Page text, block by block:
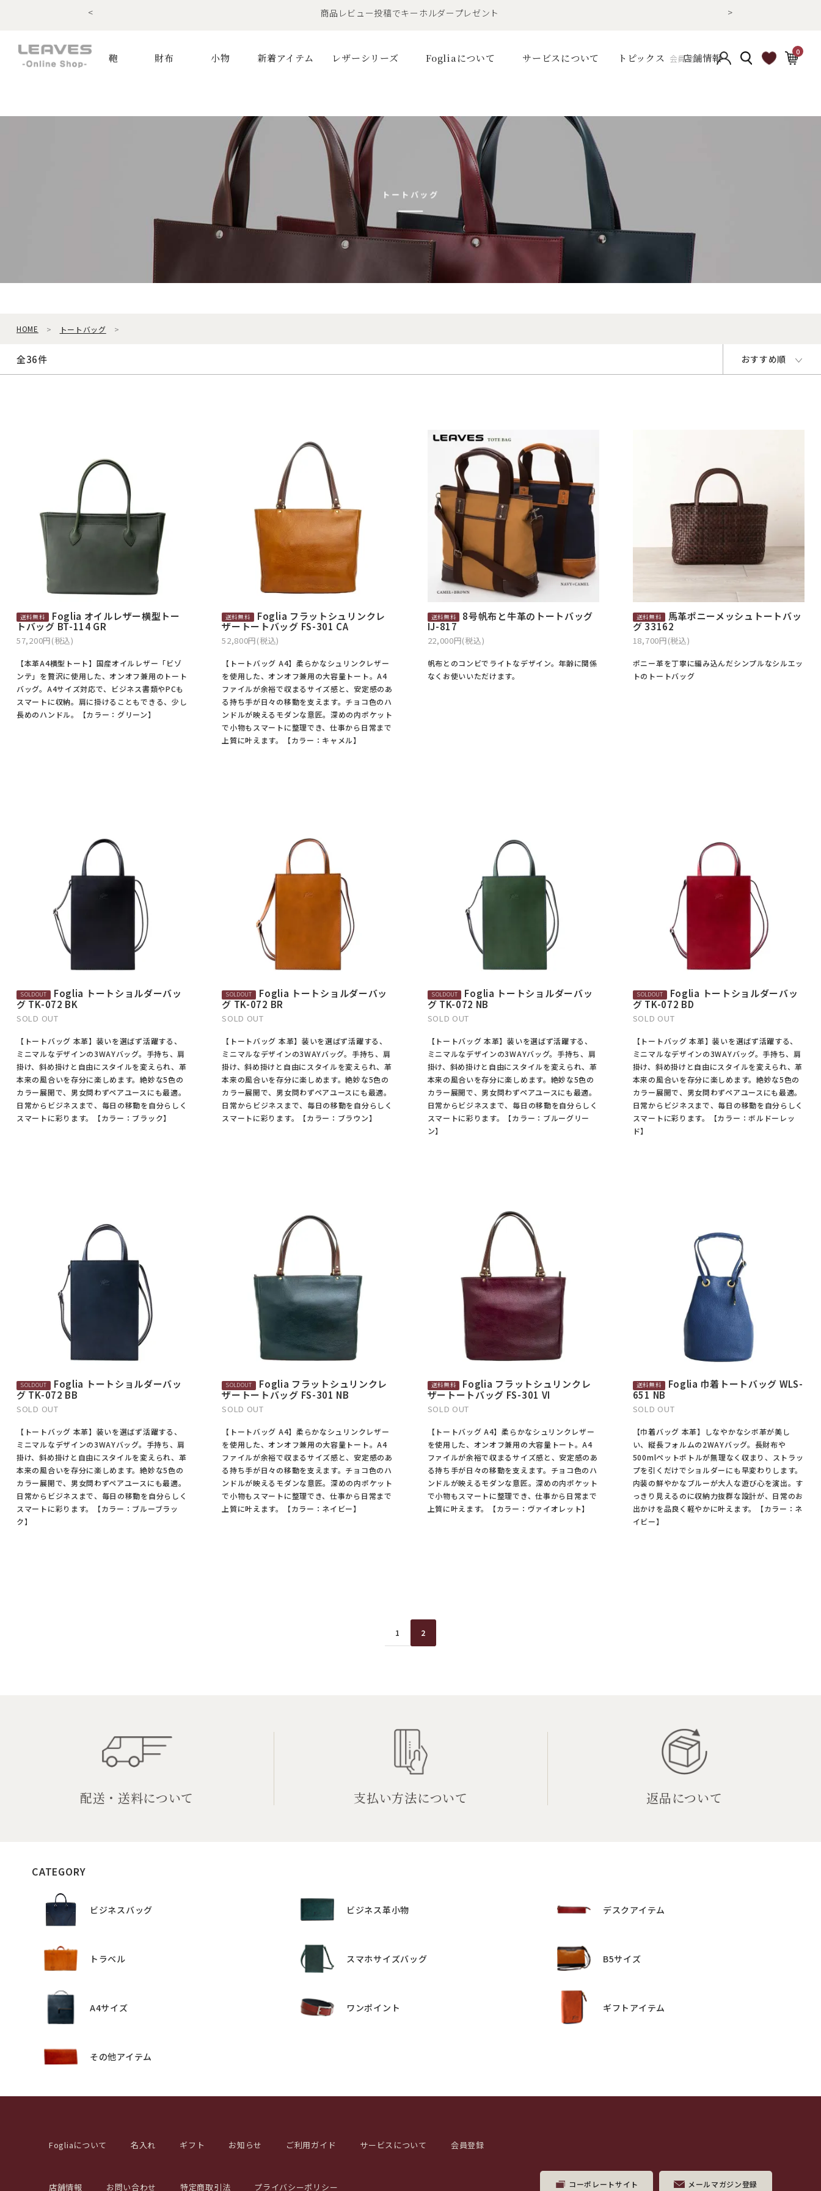
<
LINE友だちで500円OFFクーポンプレゼント
>
鞄 財布 小物 新着アイテム レザーシリーズ Fogliaについて サービスについて トピックス 店舗情報
会員登録
0
トートバッグ
HOME トートバッグ
全36件 おすすめ順
Foglia オイルレザー横型トー
トバッグ BT-114 GR
57,200円(税込)
【本革A4横型トート】国産オイルレザー「ビゾ
ンテ」を贅沢に使用した、オンオフ兼用のトート
バッグ。A4サイズ対応で、ビジネス書類やPCも
スマートに収納。肩に掛けることもできる、少し
長めのハンドル。【カラー：グリーン】
Foglia フラットシュリンクレ
ザートートバッグ FS-301 CA
52,800円(税込)
【トートバッグ A4】柔らかなシュリンクレザー
を使用した、オンオフ兼用の大容量トート。A4
ファイルが余裕で収まるサイズ感と、安定感のあ
る持ち手が日々の移動を支えます。チョコ色のハ
ンドルが映えるモダンな意匠。深めの内ポケット
で小物もスマートに整理でき、仕事から日常まで
上質に叶えます。【カラー：キャメル】
8号帆布と牛革のトートバッグ
IJ-817
22,000円(税込)
帆布とのコンビでライトなデザイン。年齢に関係
なくお使いいただけます。
馬革ポニーメッシュトートバッ
グ 33162
18,700円(税込)
ポニー革を丁寧に編み込んだシンプルなシルエッ
トのトートバッグ
Foglia トートショルダーバッ
グ TK-072 BK
SOLD OUT
【トートバッグ 本革】装いを選ばず活躍する、
ミニマルなデザインの3WAYバッグ。手持ち、肩
掛け、斜め掛けと自由にスタイルを変えられ、革
本来の風合いを存分に楽しめます。絶妙な5色の
カラー展開で、男女問わずペアユースにも最適。
日常からビジネスまで、毎日の移動を自分らしく
スマートに彩ります。【カラー：ブラック】
Foglia トートショルダーバッ
グ TK-072 BR
SOLD OUT
【トートバッグ 本革】装いを選ばず活躍する、
ミニマルなデザインの3WAYバッグ。手持ち、肩
掛け、斜め掛けと自由にスタイルを変えられ、革
本来の風合いを存分に楽しめます。絶妙な5色の
カラー展開で、男女問わずペアユースにも最適。
日常からビジネスまで、毎日の移動を自分らしく
スマートに彩ります。【カラー：ブラウン】
Foglia トートショルダーバッ
グ TK-072 NB
SOLD OUT
【トートバッグ 本革】装いを選ばず活躍する、
ミニマルなデザインの3WAYバッグ。手持ち、肩
掛け、斜め掛けと自由にスタイルを変えられ、革
本来の風合いを存分に楽しめます。絶妙な5色の
カラー展開で、男女問わずペアユースにも最適。
日常からビジネスまで、毎日の移動を自分らしく
スマートに彩ります。【カラー：ブルーグリー
ン】
Foglia トートショルダーバッ
グ TK-072 BD
SOLD OUT
【トートバッグ 本革】装いを選ばず活躍する、
ミニマルなデザインの3WAYバッグ。手持ち、肩
掛け、斜め掛けと自由にスタイルを変えられ、革
本来の風合いを存分に楽しめます。絶妙な5色の
カラー展開で、男女問わずペアユースにも最適。
日常からビジネスまで、毎日の移動を自分らしく
スマートに彩ります。【カラー：ボルドーレッ
ド】
Foglia トートショルダーバッ
グ TK-072 BB
SOLD OUT
【トートバッグ 本革】装いを選ばず活躍する、
ミニマルなデザインの3WAYバッグ。手持ち、肩
掛け、斜め掛けと自由にスタイルを変えられ、革
本来の風合いを存分に楽しめます。絶妙な5色の
カラー展開で、男女問わずペアユースにも最適。
日常からビジネスまで、毎日の移動を自分らしく
スマートに彩ります。【カラー：ブルーブラッ
ク】
Foglia フラットシュリンクレ
ザートートバッグ FS-301 NB
SOLD OUT
【トートバッグ A4】柔らかなシュリンクレザー
を使用した、オンオフ兼用の大容量トート。A4
ファイルが余裕で収まるサイズ感と、安定感のあ
る持ち手が日々の移動を支えます。チョコ色のハ
ンドルが映えるモダンな意匠。深めの内ポケット
で小物もスマートに整理でき、仕事から日常まで
上質に叶えます。【カラー：ネイビー】
Foglia フラットシュリンクレ
ザートートバッグ FS-301 VI
SOLD OUT
【トートバッグ A4】柔らかなシュリンクレザー
を使用した、オンオフ兼用の大容量トート。A4
ファイルが余裕で収まるサイズ感と、安定感のあ
る持ち手が日々の移動を支えます。チョコ色のハ
ンドルが映えるモダンな意匠。深めの内ポケット
で小物もスマートに整理でき、仕事から日常まで
上質に叶えます。【カラー：ヴァイオレット】
Foglia 巾着トートバッグ WLS-
651 NB
SOLD OUT
【巾着バッグ 本革】しなやかなシボ革が美し
い、縦長フォルムの2WAYバッグ。長財布や
500mlペットボトルが無理なく収まり、ストラッ
プを引くだけでショルダーにも早変わりします。
内装の鮮やかなブルーが大人な遊び心を演出。す
っきり見えるのに収納力抜群な設計が、日常のお
出かけを品良く軽やかに叶えます。【カラー：ネ
イビー】
1 2
配送・送料について 支払い方法について 返品について
CATEGORY
ビジネスバッグ ビジネス革小物 デスクアイテム
トラベル スマホサイズバッグ B5サイズ
A4サイズ ワンポイント ギフトアイテム
その他アイテム
Fogliaについて 名入れ ギフト お知らせ ご利用ガイド サービスについて 会員登録
店舗情報 お問い合わせ 特定商取引法 プライバシーポリシー コーポレートサイト メールマガジン登録